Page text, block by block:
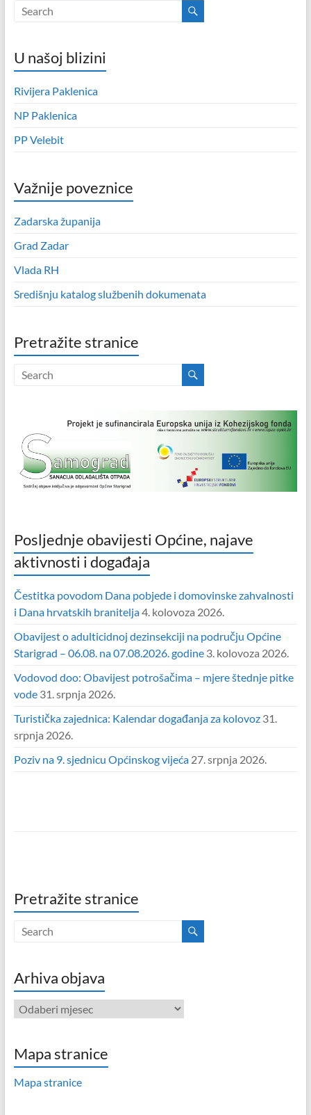
U našoj blizini
Rivijera Paklenica
NP Paklenica
PP Velebit
Važnije poveznice
Zadarska županija
Grad Zadar
Vlada RH
Središnju katalog službenih dokumenata
Pretražite stranice
Posljednje obavijesti Općine, najave
aktivnosti i događaja
Čestitka povodom Dana pobjede i domovinske zahvalnosti
i Dana hrvatskih branitelja4. kolovoza 2026.
Obavijest o adulticidnoj dezinsekciji na području Općine
Starigrad – 06.08. na 07.08.2026. godine 3. kolovoza 2026.
Vodovod doo: Obavijest potrošačima – mjere štednje pitke
vode 31. srpnja 2026.
Turistička zajednica: Kalendar događanja za kolovoz 31.
srpnja 2026.
Poziv na 9. sjednicu Općinskog vijeća 27. srpnja 2026.
Pretražite stranice
Arhiva objava
Arhiva
objava
Mapa stranice
Mapa stranice